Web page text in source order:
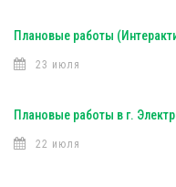
Плановые работы
23 июля
Плановые работы в г.
22 июля